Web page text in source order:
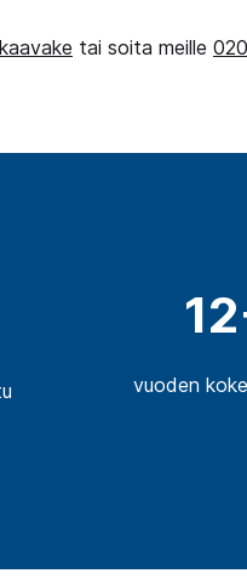
tai soita meille
vuoden